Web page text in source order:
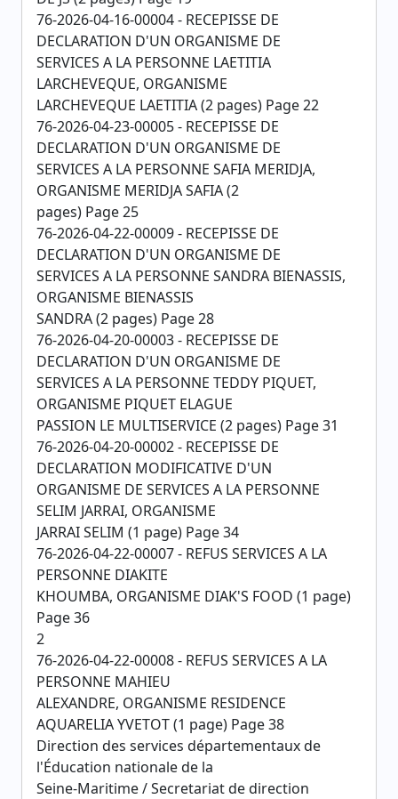
76-2026-04-16-00004 - RECEPISSE DE
DECLARATION D'UN ORGANISME DE
SERVICES A LA PERSONNE LAETITIA
LARCHEVEQUE, ORGANISME
LARCHEVEQUE LAETITIA (2 pages) Page 22
76-2026-04-23-00005 - RECEPISSE DE
DECLARATION D'UN ORGANISME DE
SERVICES A LA PERSONNE SAFIA MERIDJA,
ORGANISME MERIDJA SAFIA (2
pages) Page 25
76-2026-04-22-00009 - RECEPISSE DE
DECLARATION D'UN ORGANISME DE
SERVICES A LA PERSONNE SANDRA BIENASSIS,
ORGANISME BIENASSIS
SANDRA (2 pages) Page 28
76-2026-04-20-00003 - RECEPISSE DE
DECLARATION D'UN ORGANISME DE
SERVICES A LA PERSONNE TEDDY PIQUET,
ORGANISME PIQUET ELAGUE
PASSION LE MULTISERVICE (2 pages) Page 31
76-2026-04-20-00002 - RECEPISSE DE
DECLARATION MODIFICATIVE D'UN
ORGANISME DE SERVICES A LA PERSONNE
SELIM JARRAI, ORGANISME
JARRAI SELIM (1 page) Page 34
76-2026-04-22-00007 - REFUS SERVICES A LA
PERSONNE DIAKITE
KHOUMBA, ORGANISME DIAK'S FOOD (1 page)
Page 36
2
76-2026-04-22-00008 - REFUS SERVICES A LA
PERSONNE MAHIEU
ALEXANDRE, ORGANISME RESIDENCE
AQUARELIA YVETOT (1 page) Page 38
Direction des services départementaux de
l'Éducation nationale de la
Seine-Maritime / Secretariat de direction